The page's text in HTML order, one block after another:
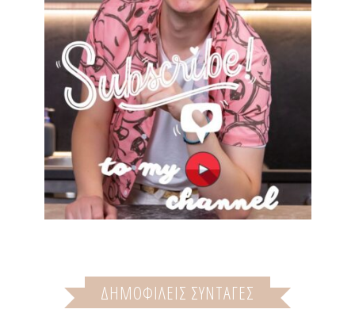
ΔΗΜΟΦΙΛΕΙΣ ΣΥΝΤΑΓΕΣ